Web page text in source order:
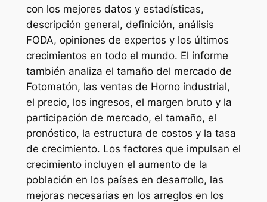
con los mejores datos y estadísticas,
descripción general, definición, análisis
FODA, opiniones de expertos y los últimos
crecimientos en todo el mundo. El informe
también analiza el tamaño del mercado de
Fotomatón, las ventas de Horno industrial,
el precio, los ingresos, el margen bruto y la
participación de mercado, el tamaño, el
pronóstico, la estructura de costos y la tasa
de crecimiento. Los factores que impulsan el
crecimiento incluyen el aumento de la
población en los países en desarrollo, las
mejoras necesarias en los arreglos en los